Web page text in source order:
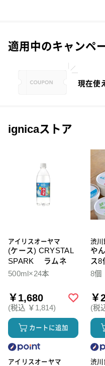
適用中のキャンペ
現在使
ignicaストア
アイリスオーヤマ
(ケース) CRYSTAL
SPARK ラムネ
500ml×24本
￥1,680
(税込 ￥1,814)
カートに追加
アイリスオーヤマ
渋川
や
ス8
8個
￥
(税
渋